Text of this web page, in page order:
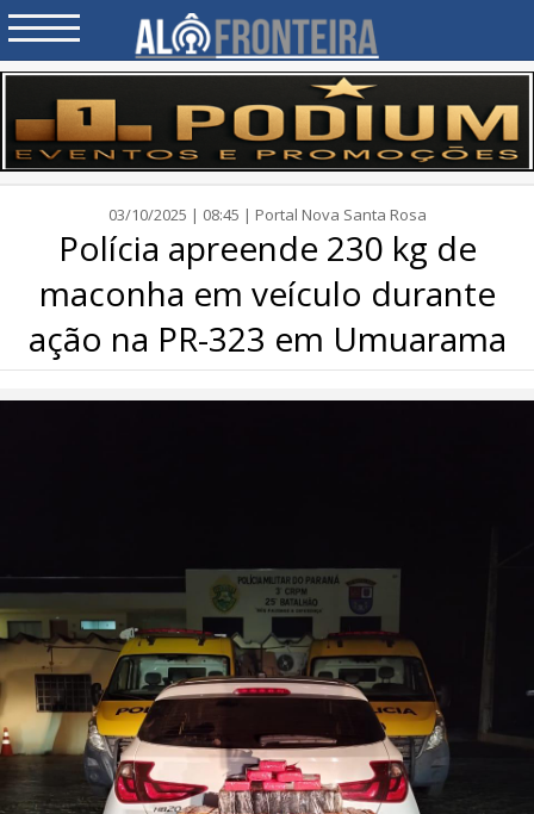
03/10/2025 | 08:45 | Portal Nova Santa Rosa
Polícia apreende 230 kg de
maconha em veículo durante
ação na PR-323 em Umuarama